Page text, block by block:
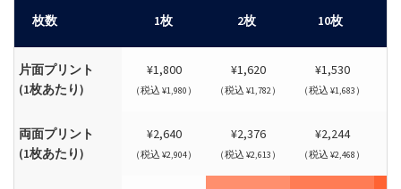
枚数 1枚 2枚 10枚
片面プリント
(1枚あたり)
¥1,800
（税込 ¥1,980）
¥1,620
（税込 ¥1,782）
¥1,530
（税込 ¥1,683）
両面プリント
(1枚あたり)
¥2,640
（税込 ¥2,904）
¥2,376
（税込 ¥2,613）
¥2,244
（税込 ¥2,468）